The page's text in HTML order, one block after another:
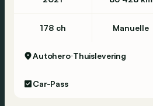
178 ch Manuelle
Autohero Thuislevering
Car-Pass